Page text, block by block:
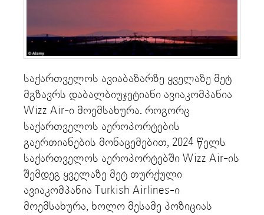
საქართველოს ავიაბაზარზე ყველაზე მეტ
მგზავრს დაბალბიუჯეტიანი ავიაკომპანია
Wizz Air-ი მოემსახურა. როგორც
საქართველოს აეროპორტების
გაერთიანების მონაცემებით, 2024 წელს
საქართველოს აეროპორტებში Wizz Air-ის
შემდეგ ყველაზე მეტ თურქული
ავიაკომპანია Turkish Airlines-ი
მოემსახურა, ხოლო მესამე პოზიციას